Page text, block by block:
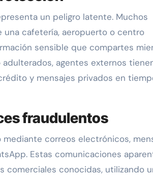
un peligro latente. Muchos
cafetería, aeropuerto o centro
sensible que compartes
agentes externos
y mensajes privados en
fraudulentos
correos electrónicos,
Estas comunicaciones
comerciales conocidas, utilizando